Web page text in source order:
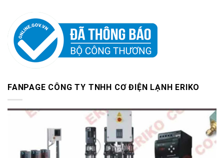
FANPAGE CÔNG TY TNHH CƠ ĐIỆN LẠNH ERIKO